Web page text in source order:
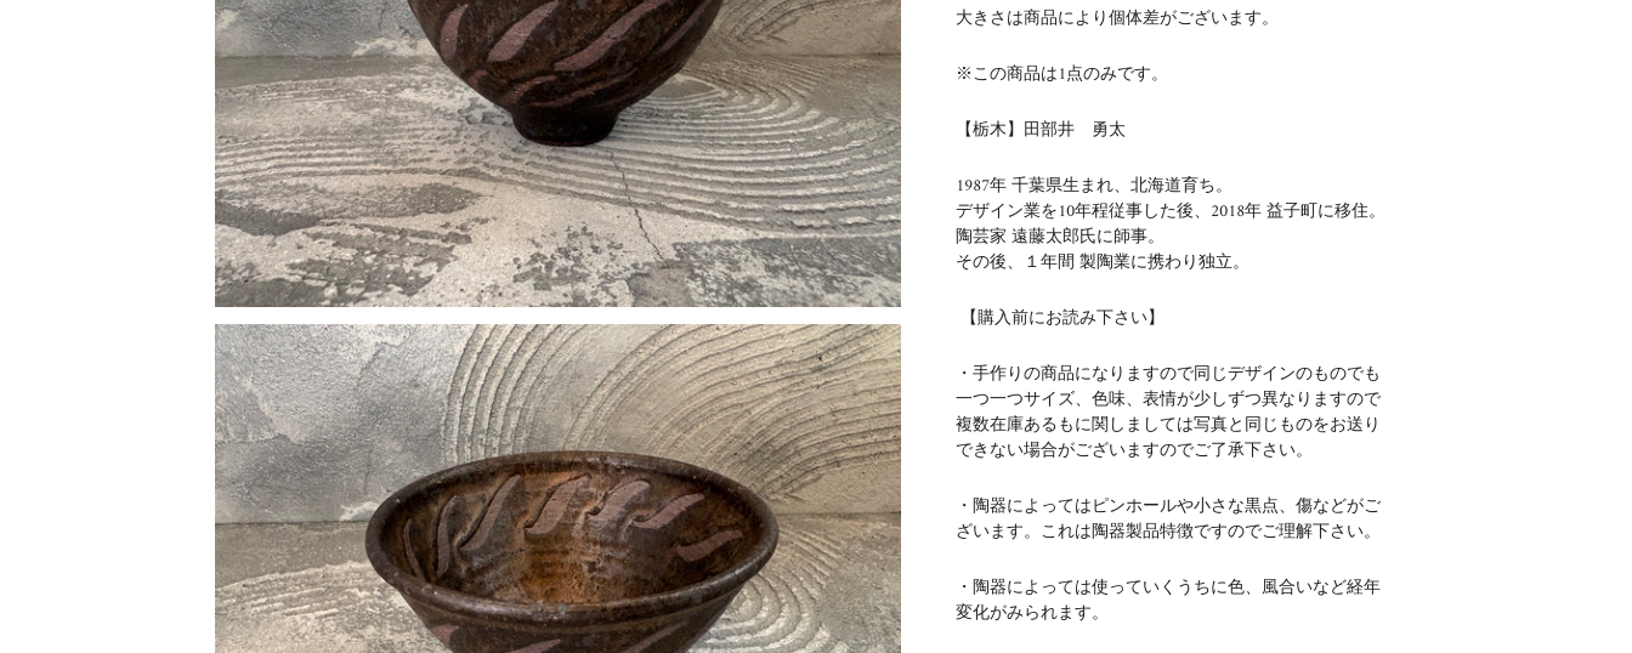
大きさは商品により個体差がございます。
※この商品は1点のみです。
【栃木】田部井 勇太
1987年 千葉県生まれ、北海道育ち。
デザイン業を10年程従事した後、2018年 益子町に移住。
陶芸家 遠藤太郎氏に師事。
その後、１年間 製陶業に携わり独立。
【購入前にお読み下さい】
・手作りの商品になりますので同じデザインのものでも
一つ一つサイズ、色味、表情が少しずつ異なりますので
複数在庫あるもに関しましては写真と同じものをお送り
できない場合がございますのでご了承下さい。
・陶器によってはピンホールや小さな黒点、傷などがご
ざいます。これは陶器製品特徴ですのでご理解下さい。
・陶器によっては使っていくうちに色、風合いなど経年
変化がみられます。